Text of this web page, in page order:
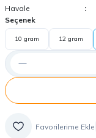
Havale
Seçenek
10 gram 12 gram